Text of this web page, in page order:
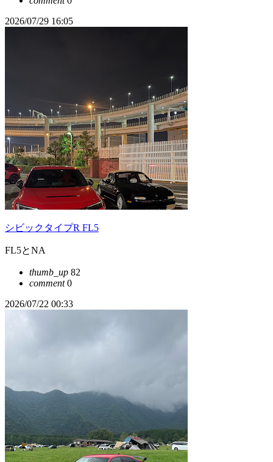
2026/07/29 16:05
シビックタイプR FL5
FL5とNA
thumb_up 82
comment0
2026/07/22 00:33